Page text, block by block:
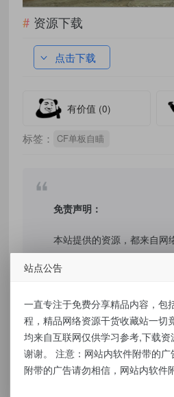
资源下载
点击下载
有价值 (0)
标签： CF单板自瞄
免责声明：
本站提供的资源，都来自网
法用途，否则，一切后果请
保证内容的长久可用性，通
之而来的风险与本站无关，
24个小时之内，从您的电
站点公告
一直专注于免费分享精品内容，包
程，精品网络资源干货收藏站一切
均来自互联网仅供学习参考,下载资
谢谢。 注意：网站内软件附带的
附带的广告请勿相信，网站内软件